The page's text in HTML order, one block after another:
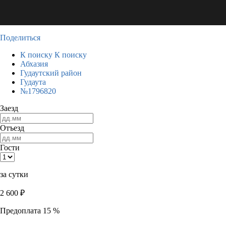
Поделиться
К поиску К поиску
Абхазия
Гудаутский район
Гудаута
№1796820
Заезд
Отъезд
Гости
за сутки
2 600 ₽
Предоплата 15 %